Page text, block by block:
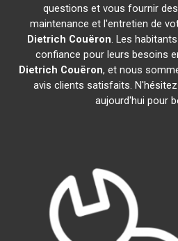
questions et vous fournir
maintenance et l'entretien de
Dietrich Couëron. Les
confiance pour leurs besoins
Dietrich Couëron, et nous
avis clients satisfaits.
aujourd'hui pour